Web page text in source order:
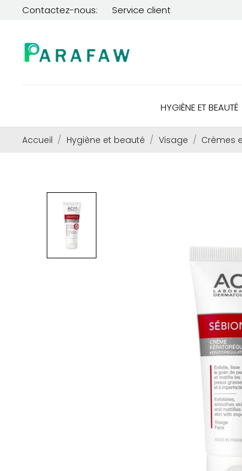
Contactez-nous: Service client
HYGIÈNE ET BEAUTÉ
Accueil Hygiène et beauté Visage Crèmes